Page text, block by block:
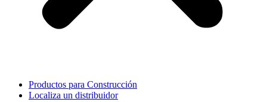
Productos para Construcción
Localiza un distribuidor